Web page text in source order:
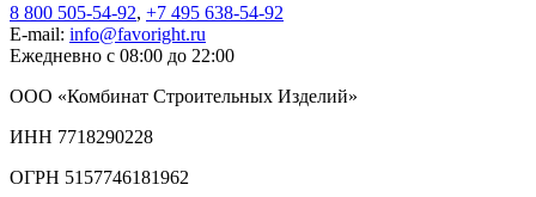
8 800 505-54-92, +7 495 638-54-92
E-mail: info@favoright.ru
Ежедневно с 08:00 до 22:00
ООО «Комбинат Строительных Изделий»
ИНН 7718290228
ОГРН 5157746181962